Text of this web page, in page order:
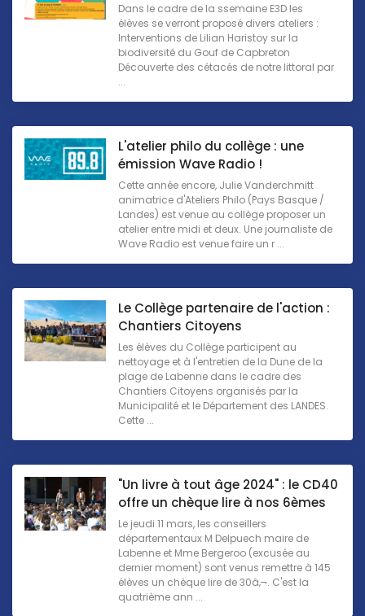
Dans le cadre de la ssemaine E3D les
élèves se verront proposé divers ateliers :
Interventions de Lilian Haristoy sur la
biodiversité du Gouf de Capbreton
Découverte des cétacés de notre littoral par
...
L'atelier philo du collège : une
émission Wave Radio !
Cette année encore, Julie Vanderchmitt
animatrice d'Ateliers Philo (Pays Basque /
Landes) est venue au collège proposer un
atelier entre midi et deux. Une journaliste de
Wave Radio est venue faire un r ...
Le Collège partenaire de l'action :
Chantiers Citoyens
Les élèves du Collège participent au
nettoyage et à l'entretien de la Dune de la
plage de Labenne dans le cadre des
Chantiers Citoyens organisés par la
Municipalité et le Département des LANDES.
Cette ...
"Un livre à tout âge 2024" : le CD40
offre un chèque lire à nos 6èmes
Le jeudi 11 mars, les conseillers
départementaux M Delpuech maire de
Labenne et Mme Bergeroo (excusée au
dernier moment) sont venus remettre à 145
élèves un chèque lire de 30â‚¬. C'est la
quatrième ann ...